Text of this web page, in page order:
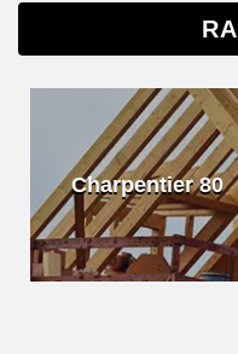
Charpentier 80